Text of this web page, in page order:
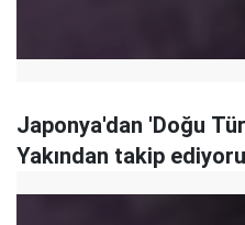
Japonya'dan 'Doğu
Yakından takip